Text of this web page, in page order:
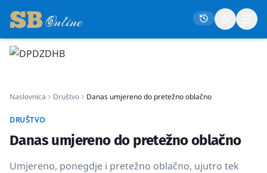
Društvo
Politika
Gospodarstvo
Život
Naslovnica Društvo Danas umjereno do pretežno oblačno
DRUŠTVO
Danas umjereno do pretežno oblačno
Umjereno, ponegdje i pretežno oblačno, ujutro tek